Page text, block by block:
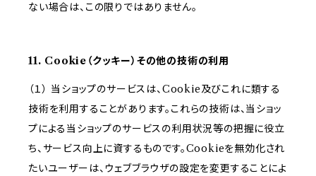
ない場合は、この限りではありません。
11. Cookie（クッキー）その他の技術の利用
（１） 当ショップのサービスは、Cookie及びこれに類する
技術を利用することがあります。これらの技術は、当ショッ
プによる当ショップのサービスの利用状況等の把握に役立
ち、サービス向上に資するものです。Cookieを無効化され
たいユーザーは、ウェブブラウザの設定を変更することによ